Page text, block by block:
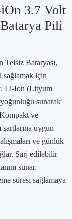
3.7 Volt
Pili
Bataryası,
sağlamak için
Li-Ion (Lityum
sunarak
ve
şartlarına uygun
ve günlük
Şarj edilebilir
sunar.
süresi sağlamaya